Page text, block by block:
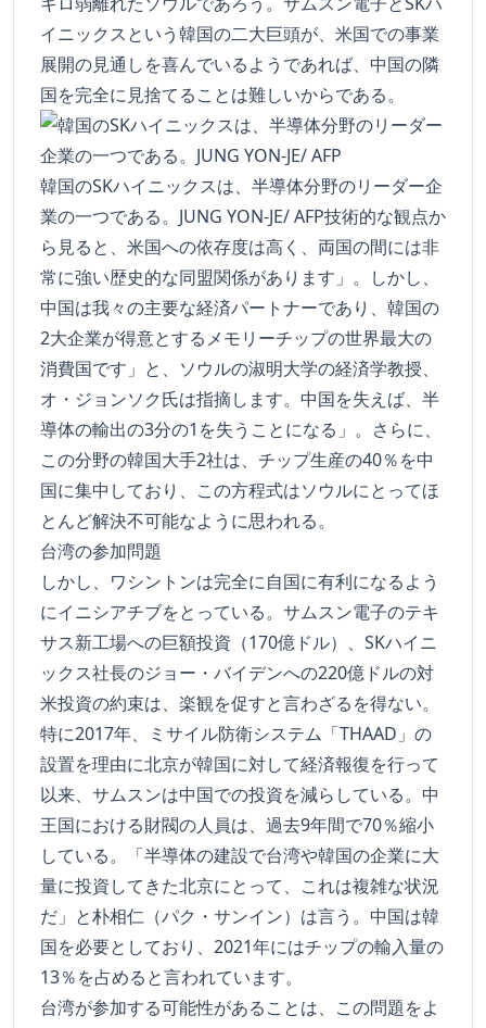
イニックスという韓国の二大巨頭が、米国での事業
展開の見通しを喜んでいるようであれば、中国の隣
国を完全に見捨てることは難しいからである。
韓国のSKハイニックスは、半導体分野のリーダー企
業の一つである。JUNG YON-JE/ AFP技術的な観点か
ら見ると、米国への依存度は高く、両国の間には非
常に強い歴史的な同盟関係があります」。しかし、
中国は我々の主要な経済パートナーであり、韓国の
2大企業が得意とするメモリーチップの世界最大の
消費国です」と、ソウルの淑明大学の経済学教授、
オ・ジョンソク氏は指摘します。中国を失えば、半
導体の輸出の3分の1を失うことになる」。さらに、
この分野の韓国大手2社は、チップ生産の40％を中
国に集中しており、この方程式はソウルにとってほ
とんど解決不可能なように思われる。
台湾の参加問題
しかし、ワシントンは完全に自国に有利になるよう
にイニシアチブをとっている。サムスン電子のテキ
サス新工場への巨額投資（170億ドル）、SKハイニ
ックス社長のジョー・バイデンへの220億ドルの対
米投資の約束は、楽観を促すと言わざるを得ない。
特に2017年、ミサイル防衛システム「THAAD」の
設置を理由に北京が韓国に対して経済報復を行って
以来、サムスンは中国での投資を減らしている。中
王国における財閥の人員は、過去9年間で70％縮小
している。「半導体の建設で台湾や韓国の企業に大
量に投資してきた北京にとって、これは複雑な状況
だ」と朴相仁（パク・サンイン）は言う。中国は韓
国を必要としており、2021年にはチップの輸入量の
13％を占めると言われています。
台湾が参加する可能性があることは、この問題をよ